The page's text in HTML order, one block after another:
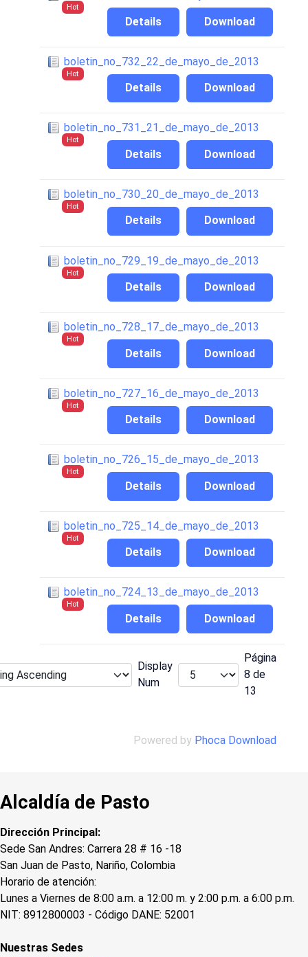
Hot
Download
Details
boletin_no_732_22_de_mayo_de_2013
Hot
Download
Details
boletin_no_731_21_de_mayo_de_2013
Hot
Download
Details
boletin_no_730_20_de_mayo_de_2013
Hot
Download
Details
boletin_no_729_19_de_mayo_de_2013
Hot
Download
Details
boletin_no_728_17_de_mayo_de_2013
Hot
Download
Details
boletin_no_727_16_de_mayo_de_2013
Hot
Download
Details
boletin_no_726_15_de_mayo_de_2013
Hot
Download
Details
boletin_no_725_14_de_mayo_de_2013
Hot
Download
Details
boletin_no_724_13_de_mayo_de_2013
Hot
Download
Details
Display
Num
Página
8 de
13
Powered by Phoca Download
Alcaldía de Pasto
Dirección Principal:
Sede San Andres: Carrera 28 # 16 -18
San Juan de Pasto, Nariño, Colombia
Horario de atención:
Lunes a Viernes de 8:00 a.m. a 12:00 m. y 2:00 p.m. a 6:00 p.m.
NIT: 8912800003 - Código DANE: 52001
Nuestras Sedes